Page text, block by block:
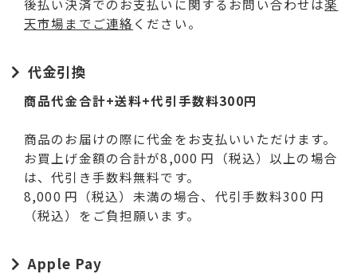
後払い決済でのお支払いに関するお問い合わせは楽
天市場までご連絡 ください。
代金引換
商品代金合計+送料+代引手数料300円
商品のお届けの際に代金をお支払いいただけます。
お買上げ金額の合計が8,000 円（税込）以上の場合
は、代引き手数料無料です。
8,000 円（税込）未満の場合、代引手数料300 円
（税込）をご負担願います。
Apple Pay